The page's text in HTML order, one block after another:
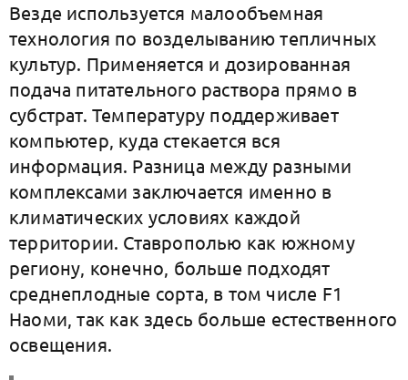
Везде используется малообъемная
технология по возделыванию тепличных
культур. Применяется и дозированная
подача питательного раствора прямо в
субстрат. Температуру поддерживает
компьютер, куда стекается вся
информация. Разница между разными
комплексами заключается именно в
климатических условиях каждой
территории. Ставрополью как южному
региону, конечно, больше подходят
среднеплодные сорта, в том числе F1
Наоми, так как здесь больше естественного
освещения.